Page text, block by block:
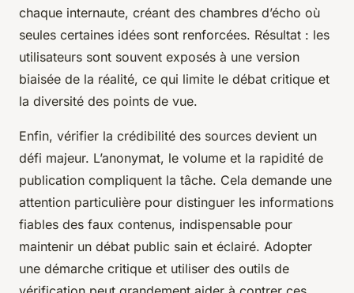
chaque internaute, créant des chambres d’écho où
seules certaines idées sont renforcées. Résultat : les
utilisateurs sont souvent exposés à une version
biaisée de la réalité, ce qui limite le débat critique et
la diversité des points de vue.
Enfin, vérifier la crédibilité des sources devient un
défi majeur. L’anonymat, le volume et la rapidité de
publication compliquent la tâche. Cela demande une
attention particulière pour distinguer les informations
fiables des faux contenus, indispensable pour
maintenir un débat public sain et éclairé. Adopter
une démarche critique et utiliser des outils de